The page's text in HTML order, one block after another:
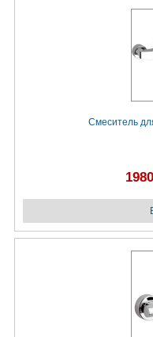
Смеситель